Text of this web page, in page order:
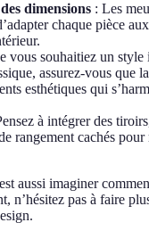
dimensions : Les
chaque pièce
vous souhaitiez un style
assurez-vous que
esthétiques qui
à intégrer des
rangement cachés
aussi imaginer
n’hésitez pas à faire